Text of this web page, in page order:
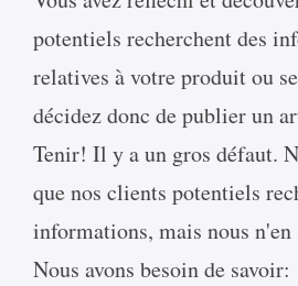
potentiels recherchent des
relatives à votre produit ou
décidez donc de publier un
Tenir! Il y a un gros défaut.
que nos clients potentiels
informations, mais nous n'en
Nous avons besoin de savoir: